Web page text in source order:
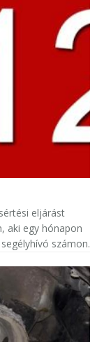
eljárást
aki egy hónapon
számon.